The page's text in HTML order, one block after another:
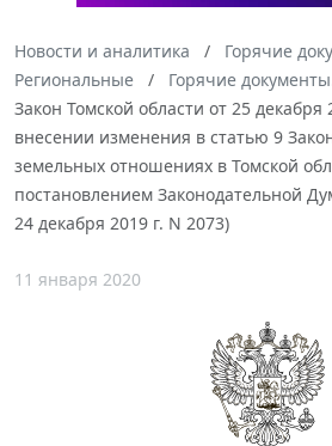
Новости и аналитика
Горячие
Региональные
Горячие
Закон Томской области от 25
внесении изменения в статью 9
земельных отношениях в Томской
постановлением Законодательной
24 декабря 2019 г. N 2073)
11 января 2020